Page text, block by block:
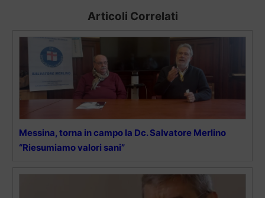
Articoli Correlati
Messina, torna in campo la Dc. Salvatore Merlino
“Riesumiamo valori sani”